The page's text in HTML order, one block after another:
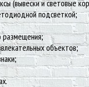
(вывески и световые
подсветкой;
размещения;
объектов;